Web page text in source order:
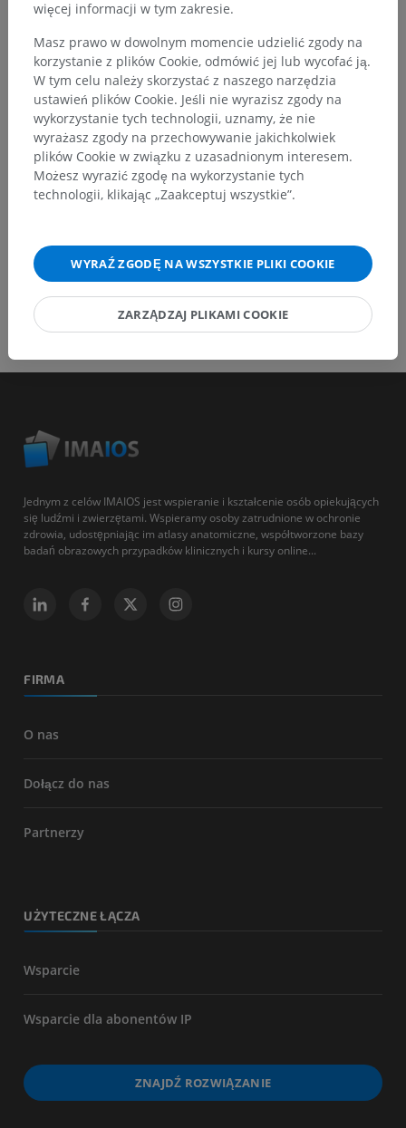
Zachęcamy do przesyłania sugestii poprawek,
tłumaczeń lub innych treści, które przełożą się na
lepszą jakość materiałów.
Zgłoś problem
POBIERZ APLIKACJĘ
Jednym z celów IMAIOS jest wspieranie i kształcenie osób opiekujących
się ludźmi i zwierzętami. Wspieramy osoby zatrudnione w ochronie
zdrowia, udostępniając im atlasy anatomiczne, współtworzone bazy
badań obrazowych przypadków klinicznych i kursy online...
FIRMA
O nas
Dołącz do nas
Partnerzy
UŻYTECZNE ŁĄCZA
Wsparcie
Wsparcie dla abonentów IP
ZNAJDŹ ROZWIĄZANIE
więcej informacji w tym zakresie.
Masz prawo w dowolnym momencie udzielić zgody na
korzystanie z plików Cookie, odmówić jej lub wycofać ją.
W tym celu należy skorzystać z naszego narzędzia
ustawień plików Cookie. Jeśli nie wyrazisz zgody na
wykorzystanie tych technologii, uznamy, że nie
wyrażasz zgody na przechowywanie jakichkolwiek
plików Cookie w związku z uzasadnionym interesem.
Możesz wyrazić zgodę na wykorzystanie tych
technologii, klikając „Zaakceptuj wszystkie”.
WYRAŹ ZGODĘ NA WSZYSTKIE PLIKI COOKIE
ZARZĄDZAJ PLIKAMI COOKIE